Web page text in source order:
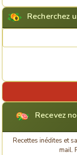
Recherchez
Recevez
Recettes inédites et
mail.